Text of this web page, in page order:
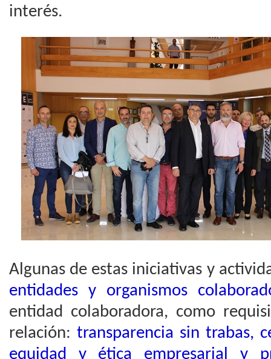
interés.
Algunas de estas iniciativas y
entidades y organismos
entidad colaboradora, como
relación: transparencia sin trabas,
equidad y ética empresarial y